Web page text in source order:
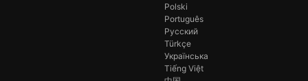
Polski
Português
Русский
Türkçe
Українська
Tiếng Việt